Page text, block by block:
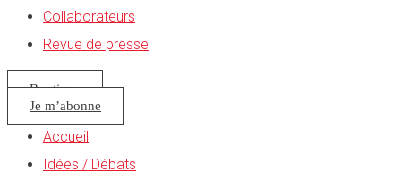
Collaborateurs
Revue de presse
Boutique
Je m’abonne
Accueil
Idées / Débats